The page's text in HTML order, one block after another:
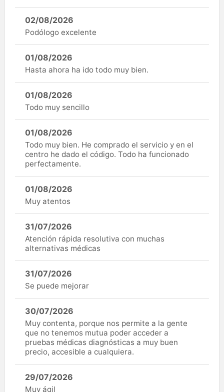
02/08/2026
Podólogo excelente
01/08/2026
Hasta ahora ha ido todo muy bien.
01/08/2026
Todo muy sencillo
01/08/2026
Todo muy bien. He comprado el servicio y en el
centro he dado el código. Todo ha funcionado
perfectamente.
01/08/2026
Muy atentos
31/07/2026
Atención rápida resolutiva con muchas
alternativas médicas
31/07/2026
Se puede mejorar
30/07/2026
Muy contenta, porque nos permite a la gente
que no tenemos mutua poder acceder a
pruebas médicas diagnósticas a muy buen
precio, accesible a cualquiera.
29/07/2026
Muy ágil